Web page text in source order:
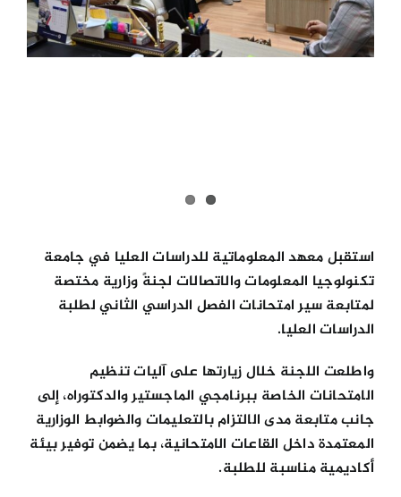
استقبل معهد المعلوماتية للدراسات العليا في جامعة
تكنولوجيا المعلومات والاتصالات لجنةً وزارية مختصة
لمتابعة سير امتحانات الفصل الدراسي الثاني لطلبة
الدراسات العليا.
واطلعت اللجنة خلال زيارتها على آليات تنظيم
الامتحانات الخاصة ببرنامجي الماجستير والدكتوراه، إلى
جانب متابعة مدى الالتزام بالتعليمات والضوابط الوزارية
المعتمدة داخل القاعات الامتحانية، بما يضمن توفير بيئة
أكاديمية مناسبة للطلبة.